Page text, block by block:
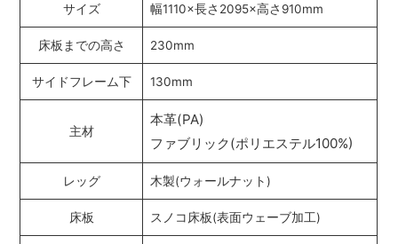
サイズ 幅1110×長さ2095×高さ910mm
床板までの高さ 230mm
サイドフレーム下 130mm
主材
本革(PA)
ファブリック(ポリエステル100%)
レッグ 木製(ウォールナット)
床板 スノコ床板(表面ウェーブ加工)